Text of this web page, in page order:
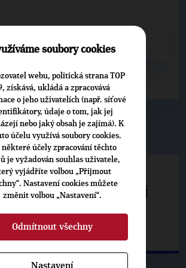
▶ NEPŘEHLÉDNĚTE
euro i školství. Matěj
jednal s prezidentem
soubory cookies
webu, politická strana TOP
získává, ukládá a zpracovává
o jeho uživatelích (např. síťové
údaje o tom, jak jej
nebo jaký obsah je zajímá). K
účelu využívá soubory cookies.
některé účely zpracování těchto
je vyžadován souhlas uživatele,
vyjádříte volbou „Přijmout
Nastavení cookies můžete
změnit volbou „Nastavení“.
Odmítnout všechny
Nastavení